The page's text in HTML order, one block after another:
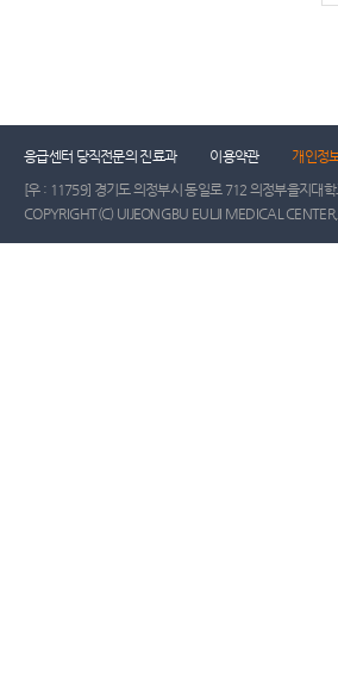
응급센터 당직전문의 진료과 이용약관 개인정
[우 : 11759] 경기도 의정부시 동일로 712 의정부을지대학
COPYRIGHT(C) UIJEONGBU EULJI MEDICAL